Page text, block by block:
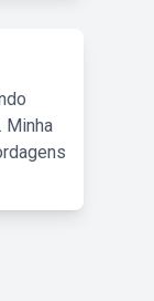
Minha